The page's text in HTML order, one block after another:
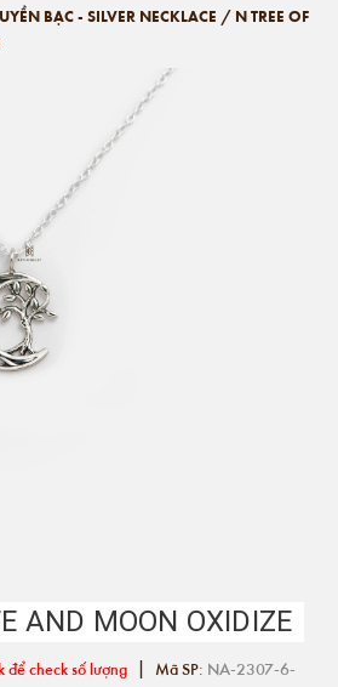
BẠC - SILVER NECKLACE / N TREE OF
AND MOON OXIDIZE
để check số lượng | Mã SP: NA-2307-6-